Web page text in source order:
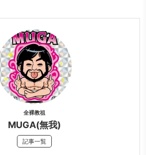
全裸教祖
MUGA(無我)
記事一覧